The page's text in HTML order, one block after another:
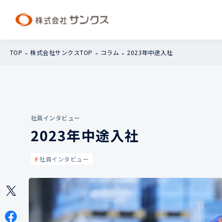
TOP 株式会社サンクスTOP コラム 2023年中途入社
社員インタビュー
2023年中途入社
社員インタビュー